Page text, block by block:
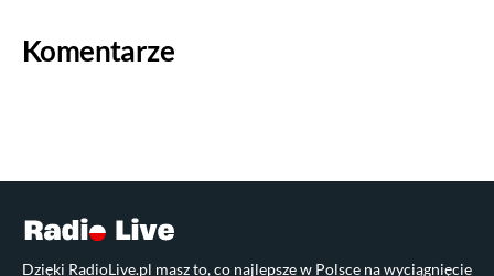
Komentarze
Dzięki RadioLive.pl masz to, co najlepsze w Polsce na wyciągnięcie